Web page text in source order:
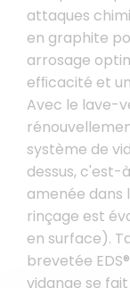
attaques
en graphite
arrosage
efﬁcacité et
Avec le lave-
système de
dessus, c'est-
amenée dans
rinçage est
en surface).
brevetée
vidange se